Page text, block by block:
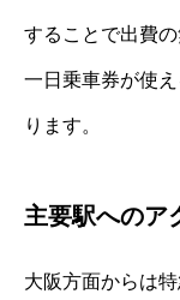
することで出費
一日乗車券が使
ります。
主要駅へのア
大阪方面からは